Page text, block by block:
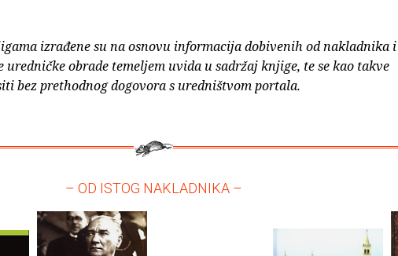
izrađene su na osnovu informacija dobivenih od nakladnika i
uredničke obrade temeljem uvida u sadržaj knjige, te se kao takve
bez prethodnog dogovora s uredništvom portala.
– OD ISTOG NAKLADNIKA –